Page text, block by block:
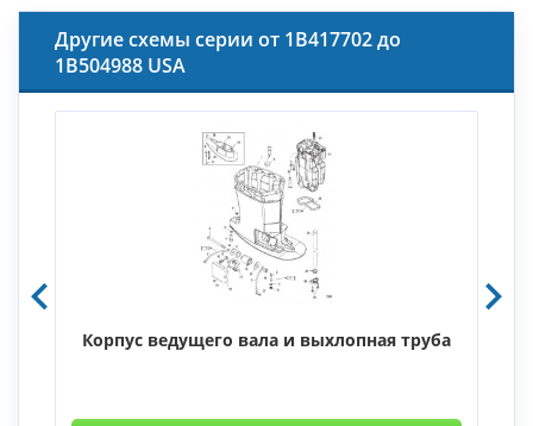
Другие схемы серии от 1B417702 до
1B504988 USA
Корпус ведущего вала и выхлопная труба